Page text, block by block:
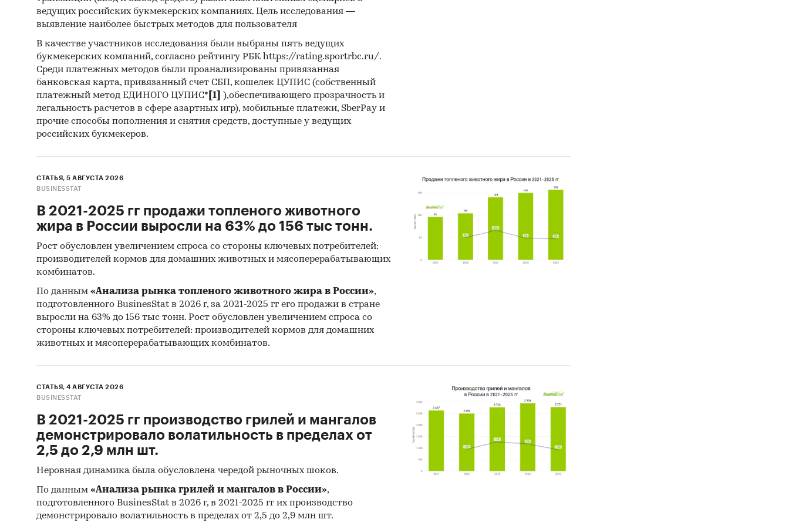
ведущих российских букмекерских компаниях. Цель исследования —
выявление наиболее быстрых методов для пользователя
В качестве участников исследования были выбраны пять ведущих
букмекерских компаний, согласно рейтингу РБК https://rating.sportrbc.ru/.
Среди платежных методов были проанализированы привязанная
банковская карта, привязанный счет СБП, кошелек ЦУПИС (собственный
платежный метод ЕДИНОГО ЦУПИС* [1]
),обеспечивающего прозрачность и
легальность расчетов в сфере азартных игр), мобильные платежи, SberPay и
прочие способы пополнения и снятия средств, доступные у ведущих
российских букмекеров.
СТАТЬЯ, 5 АВГУСТА 2026
BUSINESSTAT
В 2021-2025 гг продажи топленого животного
жира в России выросли на 63% до 156 тыс тонн.
Рост обусловлен увеличением спроса со стороны ключевых потребителей:
производителей кормов для домашних животных и мясоперерабатывающих
комбинатов.
По данным «Анализа рынка топленого животного жира в России»,
подготовленного BusinesStat в 2026 г, за 2021-2025 гг его продажи в стране
выросли на 63% до 156 тыс тонн. Рост обусловлен увеличением спроса со
стороны ключевых потребителей: производителей кормов для домашних
животных и мясоперерабатывающих комбинатов.
СТАТЬЯ, 4 АВГУСТА 2026
BUSINESSTAT
В 2021-2025 гг производство грилей и мангалов
демонстрировало волатильность в пределах от
2,5 до 2,9 млн шт.
Неровная динамика была обусловлена чередой рыночных шоков.
По данным «Анализа рынка грилей и мангалов в России»,
подготовленного BusinesStat в 2026 г, в 2021-2025 гг их производство
демонстрировало волатильность в пределах от 2,5 до 2,9 млн шт.